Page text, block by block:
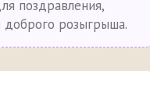
поздравления,
доброго розыгрыша.